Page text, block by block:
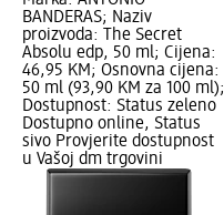
BANDERAS; Naziv
proizvoda: The Secret
Absolu edp, 50 ml; Cijena:
46,95 KM; Osnovna cijena:
50 ml (93,90 KM za 100 ml);
Dostupnost: Status zeleno
Dostupno online, Status
sivo Provjerite dostupnost
u Vašoj dm trgovini